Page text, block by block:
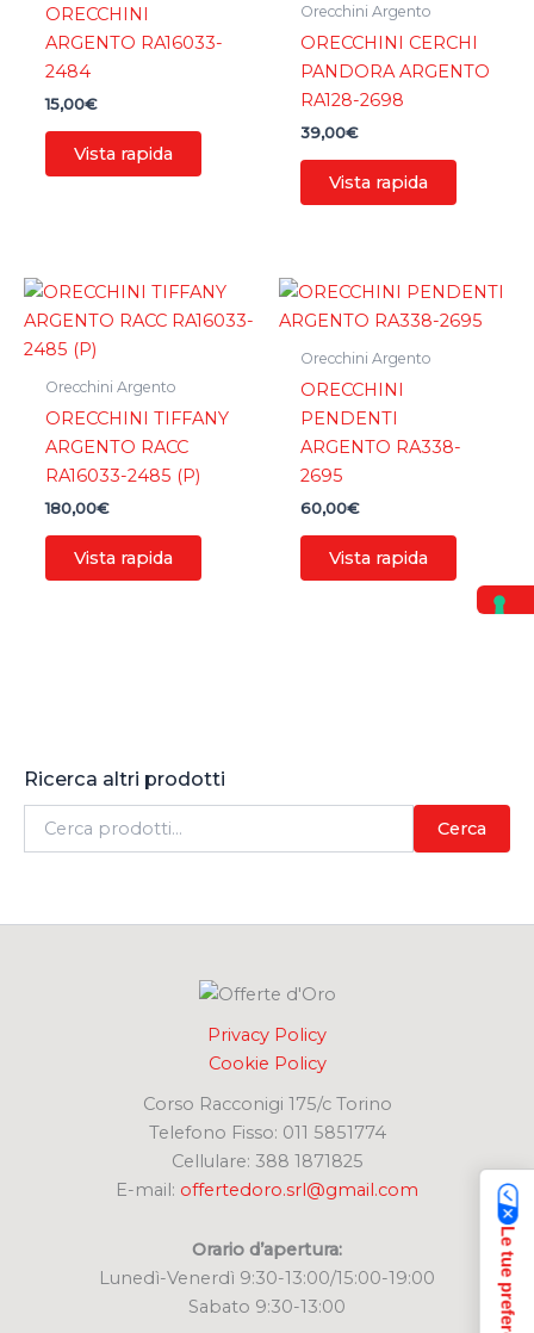
Ricerca altri prodotti
Cerca
ORECCHINI
ARGENTO RA16033-
2484
15,00€
Vista rapida
Orecchini Argento
ORECCHINI CERCHI
PANDORA ARGENTO
RA128-2698
39,00€
Vista rapida
Orecchini Argento
ORECCHINI TIFFANY
ARGENTO RACC
RA16033-2485 (P)
180,00€
Vista rapida
Orecchini Argento
ORECCHINI
PENDENTI
ARGENTO RA338-
2695
60,00€
Vista rapida
Privacy Policy
Cookie Policy
Corso Racconigi 175/c Torino
Telefono Fisso: 011 5851774
Cellulare: 388 1871825
E-mail: offertedoro.srl@gmail.com
Orario d’apertura:
Lunedì-Venerdì 9:30-13:00/15:00-19:00
Sabato 9:30-13:00